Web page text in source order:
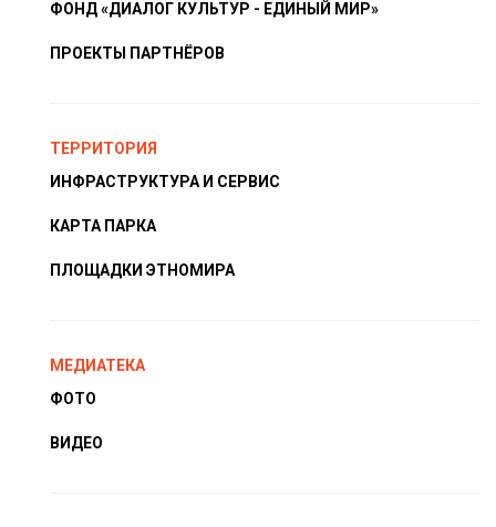
ФОНД «ДИАЛОГ КУЛЬТУР - ЕДИНЫЙ МИР»
ПРОЕКТЫ ПАРТНЁРОВ
ТЕРРИТОРИЯ
ИНФРАСТРУКТУРА И СЕРВИС
КАРТА ПАРКА
ПЛОЩАДКИ ЭТНОМИРА
МЕДИАТЕКА
ФОТО
ВИДЕО